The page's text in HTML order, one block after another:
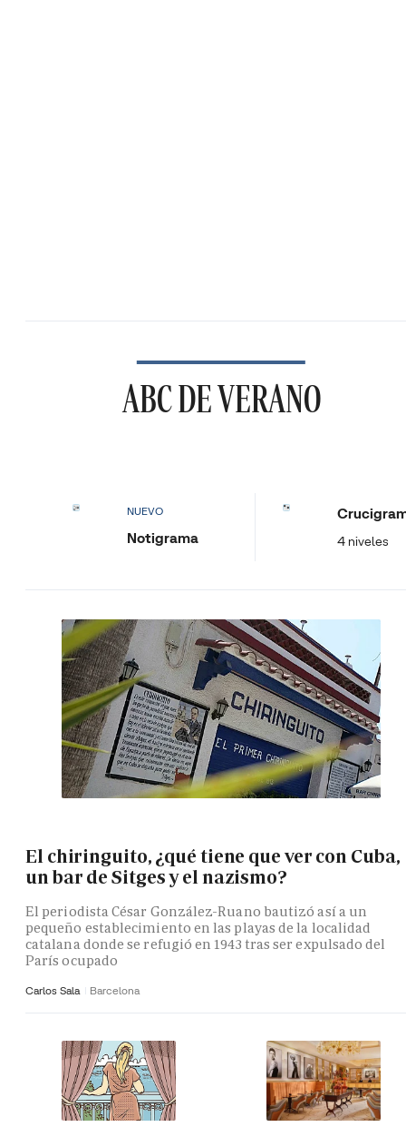
ABC DE VERANO
NUEVO
Notigrama 4 niveles
El chiringuito, ¿qué tiene que ver con Cuba,
un bar de Sitges y el nazismo?
El periodista César González-Ruano bautizó así a un
pequeño establecimiento en las playas de la localidad
catalana donde se refugió en 1943 tras ser expulsado del
París ocupado
Carlos Sala Barcelona